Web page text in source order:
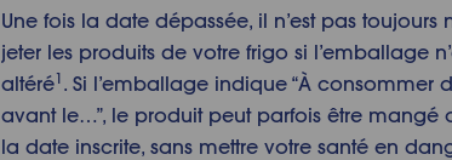
Une fois la date dépassée, il n’est pas toujours
jeter les produits de votre frigo si l’emballage
altéré1. Si l’emballage indique “À consommer
avant le…”, le produit peut parfois être mangé
la date inscrite, sans mettre votre santé en